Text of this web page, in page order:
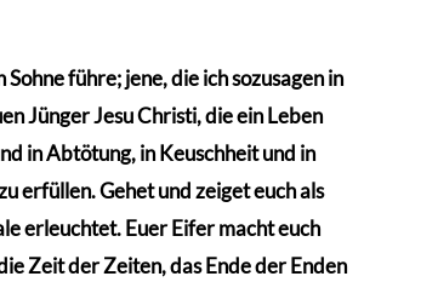
führe; jene, die ich sozusagen in
Jünger Jesu Christi, die ein Leben
in Abtötung, in Keuschheit und in
erfüllen. Gehet und zeiget euch als
erleuchtet. Euer Eifer macht euch
Zeit der Zeiten, das Ende der Enden